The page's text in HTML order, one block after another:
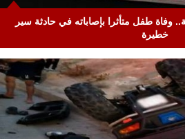
وفاة طفل متأثرا بإصاباته في حادثة سير
خطيرة